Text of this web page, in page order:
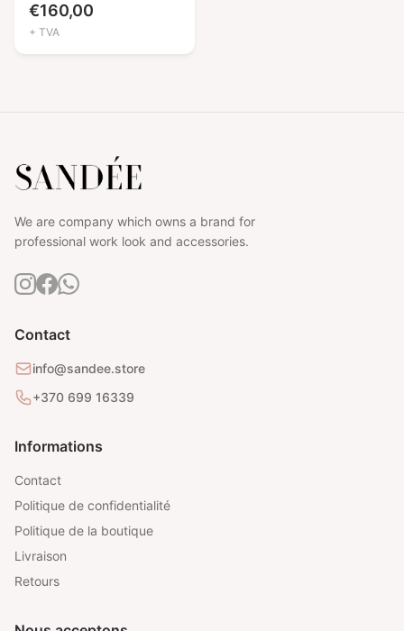
€160,00
+ TVA
We are company which owns a brand for
professional work look and accessories.
Contact
info@sandee.store
+370 699 16339
Informations
Contact
Politique de confidentialité
Politique de la boutique
Livraison
Retours